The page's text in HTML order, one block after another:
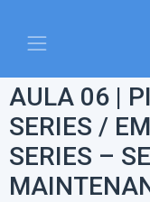
AULA 06 |
SERIES /
SERIES –